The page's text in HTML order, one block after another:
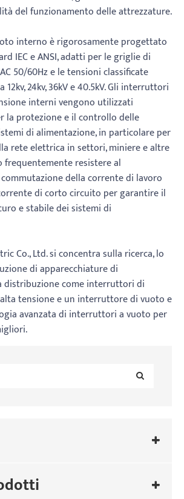
del funzionamento delle attrezzature.
interno è rigorosamente progettato
IEC e ANSI, adatti per le griglie di
50/60Hz e le tensioni classificate
24kv, 36kV e 40.5kV. Gli interruttori
interni vengono utilizzati
la protezione e il controllo delle
di alimentazione, in particolare per
rete elettrica in settori, miniere e altre
frequentemente resistere al
della corrente di lavoro
di corto circuito per garantire il
e stabile dei sistemi di
Co., Ltd. si concentra sulla ricerca, lo
di apparecchiature di
distribuzione come interruttori di
tensione e un interruttore di vuoto e
avanzata di interruttori a vuoto per